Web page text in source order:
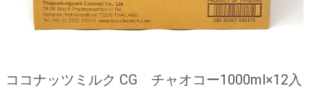
ココナッツミルク CG チャオコー1000ml×12入